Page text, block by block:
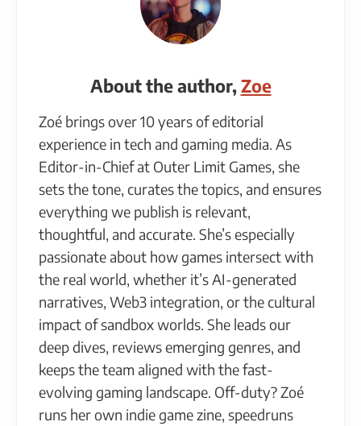
About the author,Zoe
Zoé brings over 10 years of editorial
experience in tech and gaming media. As
Editor-in-Chief at Outer Limit Games, she
sets the tone, curates the topics, and ensures
everything we publish is relevant,
thoughtful, and accurate. She’s especially
passionate about how games intersect with
the real world, whether it’s AI-generated
narratives, Web3 integration, or the cultural
impact of sandbox worlds. She leads our
deep dives, reviews emerging genres, and
keeps the team aligned with the fast-
evolving gaming landscape. Off-duty? Zoé
runs her own indie game zine, speedruns